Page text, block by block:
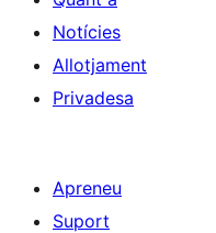
Notícies
Allotjament
Privadesa
Apreneu
Suport